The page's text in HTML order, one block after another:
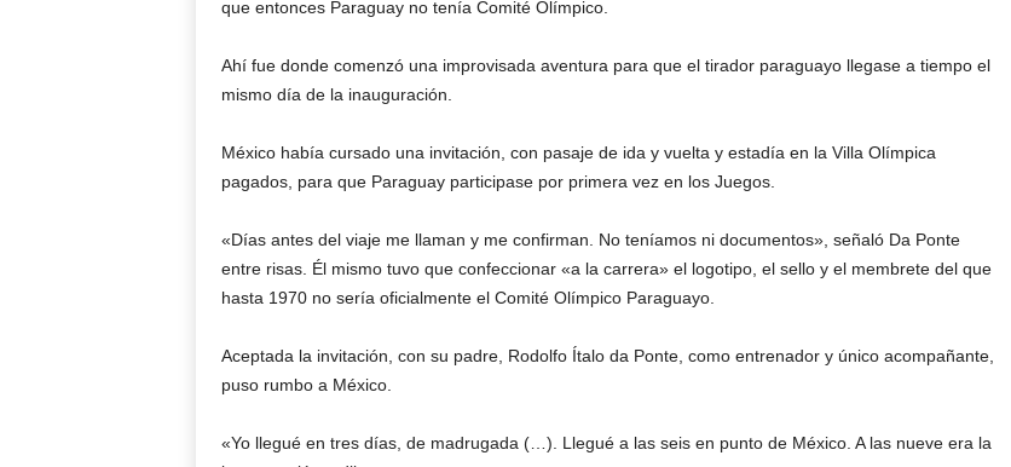
que entonces Paraguay no tenía Comité Olímpico.
Ahí fue donde comenzó una improvisada aventura para que el tirador paraguayo llegase a tiempo el
mismo día de la inauguración.
México había cursado una invitación, con pasaje de ida y vuelta y estadía en la Villa Olímpica
pagados, para que Paraguay participase por primera vez en los Juegos.
«Días antes del viaje me llaman y me confirman. No teníamos ni documentos», señaló Da Ponte
entre risas. Él mismo tuvo que confeccionar «a la carrera» el logotipo, el sello y el membrete del que
hasta 1970 no sería oficialmente el Comité Olímpico Paraguayo.
Aceptada la invitación, con su padre, Rodolfo Ítalo da Ponte, como entrenador y único acompañante,
puso rumbo a México.
«Yo llegué en tres días, de madrugada (…). Llegué a las seis en punto de México. A las nueve era la